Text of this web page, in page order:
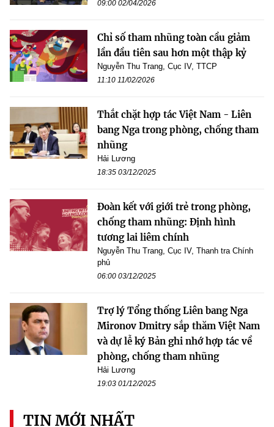
09:00 02/04/2026
Chỉ số tham nhũng toàn cầu giảm
lần đầu tiên sau hơn một thập kỷ
Nguyễn Thu Trang, Cục IV, TTCP
11:10 11/02/2026
Thắt chặt hợp tác Việt Nam - Liên
bang Nga trong phòng, chống tham
nhũng
Hải Lương
18:35 03/12/2025
Đoàn kết với giới trẻ trong phòng,
chống tham nhũng: Định hình
tương lai liêm chính
Nguyễn Thu Trang, Cục IV, Thanh tra Chính
phủ
06:00 03/12/2025
Trợ lý Tổng thống Liên bang Nga
Mironov Dmitry sắp thăm Việt Nam
và dự lễ ký Bản ghi nhớ hợp tác về
phòng, chống tham nhũng
Hải Lương
19:03 01/12/2025
TIN MỚI NHẤT